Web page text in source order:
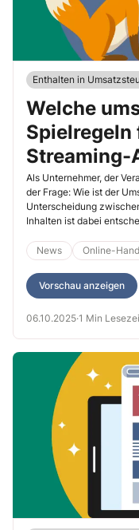
Enthalten in
Welche
Spielregeln
Streaming-
Als Unternehmer, der
der Frage: Wie ist der
Unterscheidung
Inhalten ist dabei
News
Online-
Vorschau anzeigen
06.10.2025·1 Min